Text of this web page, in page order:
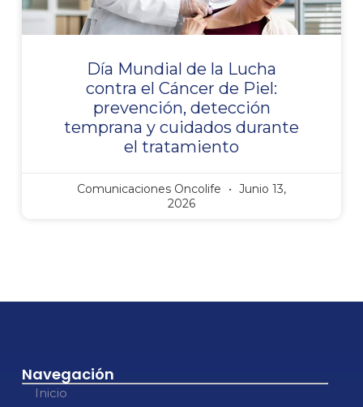
Día Mundial de la Lucha
contra el Cáncer de Piel:
prevención, detección
temprana y cuidados durante
el tratamiento
Comunicaciones Oncolife
Junio 13,
2026
Navegación
Inicio